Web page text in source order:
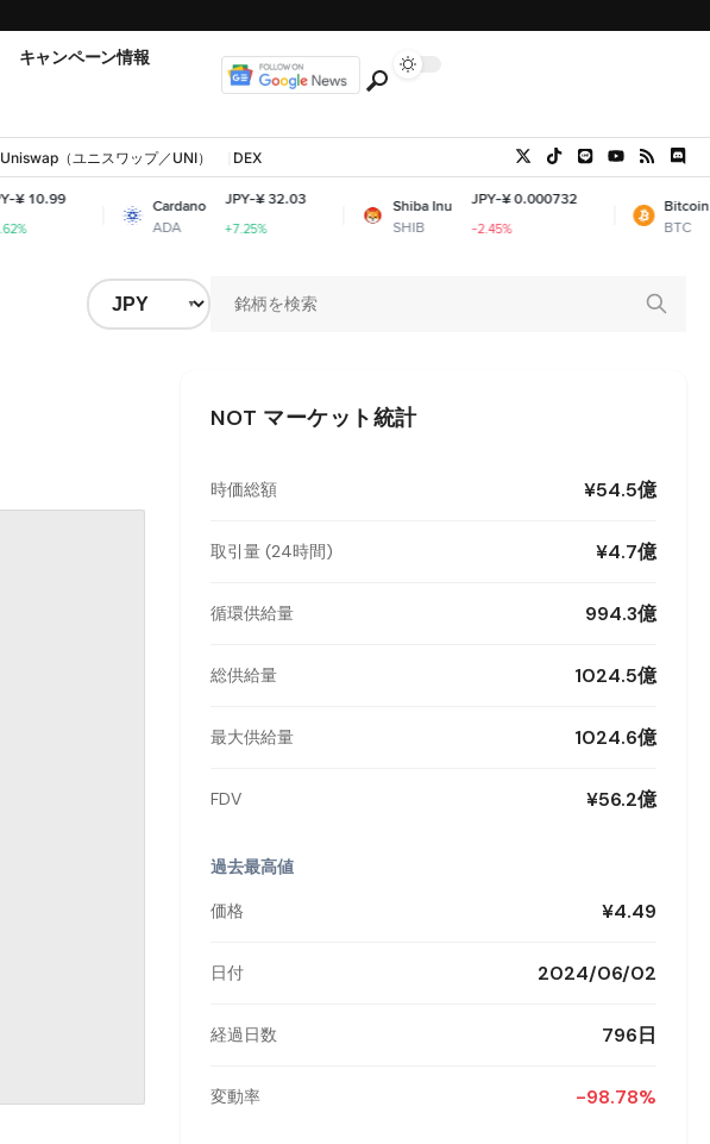
キャンペーン情報
Uniswap（ユニスワップ／UNI） DEX
Cardano
JPY-¥ 32.03
+7.25%
Shiba Inu
JPY-¥ 0.000732
-2.45%
Bitcoin
JPY-¥
+0.47%
NOT マーケット統計
時価総額 ¥54.5億
取引量 (24時間) ¥4.7億
循環供給量 994.3億
総供給量 1024.5億
最大供給量 1024.6億
FDV ¥56.2億
過去最高値
価格 ¥4.49
日付 2024/06/02
経過日数 796日
変動率 -98.78%